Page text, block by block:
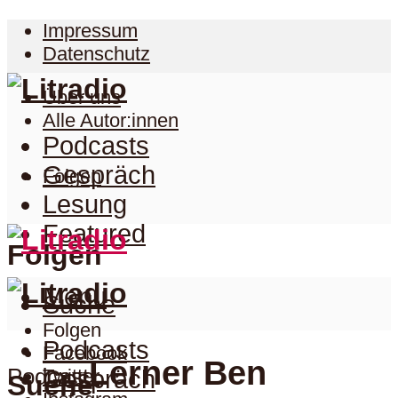
Impressum
Datenschutz
Über uns
Alle Autor:innen
Folgen
Folgen
Folgen
Facebook
Twitter
Podcasts
Gespräch
Lesung
Featured
Menu
Suche
Suche
Podcasts
Gespräch
PodcastLerner Ben